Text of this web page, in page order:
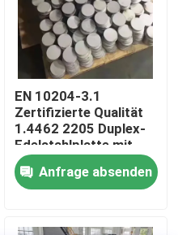
EN 10204-3.1
Zertifizierte Qualität
1.4462 2205 Duplex-
Edelstahlplatte mit
Warmwalztechnik
Anfrage absenden